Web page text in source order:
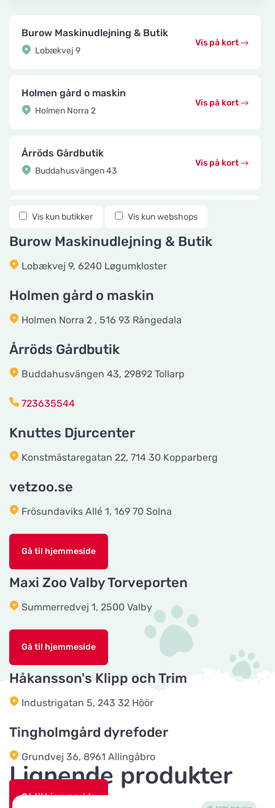
Burow Maskinudlejning & Butik
Lobækvej 9
Vis på kort
Holmen gård o maskin
Holmen Norra 2
Vis på kort
Årröds Gårdbutik
Buddahusvängen 43
Vis på kort
Knuttes Djurcenter
Vis på kort
vetzoo.se
Frösundaviks Allé 1
Summerredvej 1
Tingholmgård dyrefoder
Vis på kort
CyberZoo AB
Ladugårdsvägen 101 D
Solbjerg Plantagevej 3
Hova 1
Ellehammersvej 4
Maxi Zoo Hobro
Thurøvej 13,
Vis kun butikker Vis kun webshops
Burow Maskinudlejning & Butik
Lobækvej 9, 6240 Løgumkloster
Holmen gård o maskin
Holmen Norra 2 , 516 93 Rångedala
Årröds Gårdbutik
Buddahusvängen 43, 29892 Tollarp
723635544
Knuttes Djurcenter
Konstmästaregatan 22, 714 30 Kopparberg
vetzoo.se
Frösundaviks Allé 1, 169 70 Solna
Gå til hjemmeside
Maxi Zoo Valby Torveporten
Summerredvej 1, 2500 Valby
Gå til hjemmeside
Håkansson's Klipp och Trim
Industrigatan 5, 243 32 Höör
Tingholmgård dyrefoder
Grundvej 36, 8961 Allingåbro
Gå til hjemmeside
Lignende produkter